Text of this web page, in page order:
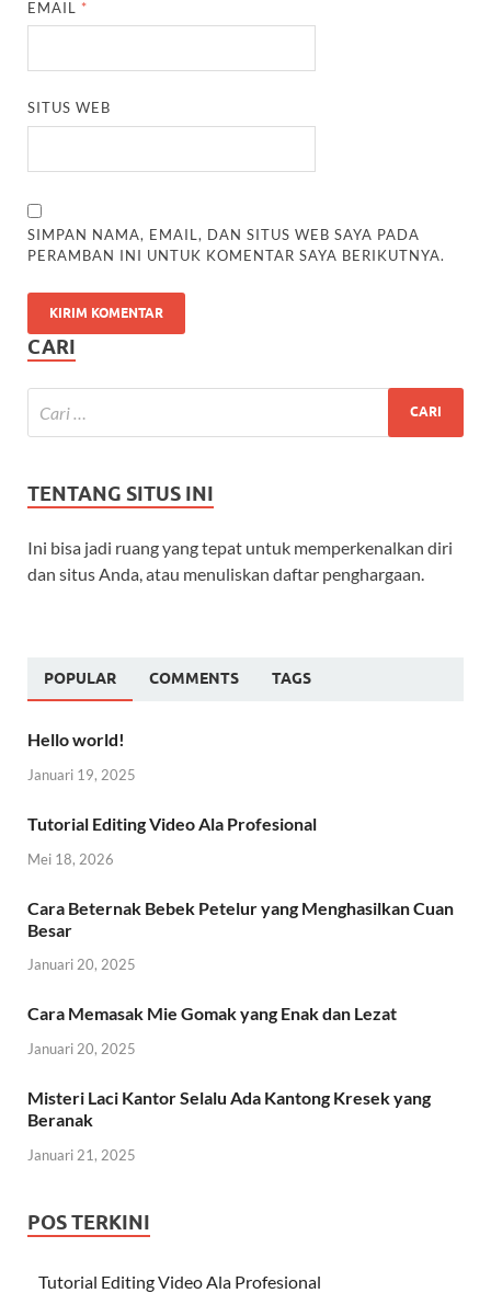
EMAIL *
SITUS WEB
SIMPAN NAMA, EMAIL, DAN SITUS WEB SAYA PADA
PERAMBAN INI UNTUK KOMENTAR SAYA BERIKUTNYA.
CARI
TENTANG SITUS INI
Ini bisa jadi ruang yang tepat untuk memperkenalkan diri
dan situs Anda, atau menuliskan daftar penghargaan.
POPULAR COMMENTS TAGS
Hello world!
Januari 19, 2025
Tutorial Editing Video Ala Profesional
Mei 18, 2026
Cara Beternak Bebek Petelur yang Menghasilkan Cuan
Besar
Januari 20, 2025
Cara Memasak Mie Gomak yang Enak dan Lezat
Januari 20, 2025
Misteri Laci Kantor Selalu Ada Kantong Kresek yang
Beranak
Januari 21, 2025
POS TERKINI
Tutorial Editing Video Ala Profesional